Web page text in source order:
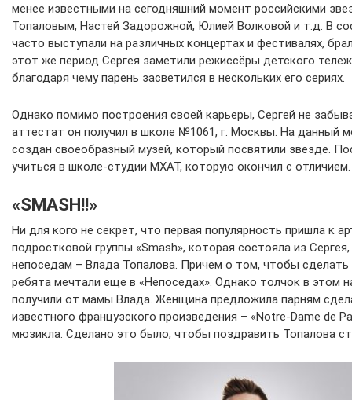
менее известными на сегодняшний момент российскими
Топаловым, Настей Задорожной, Юлией Волковой и т.д. В
часто выступали на различных концертах и фестивалях,
этот же период Сергея заметили режиссёры детского
благодаря чему парень засветился в нескольких его сериях.
Однако помимо построения своей карьеры, Сергей не
аттестат он получил в школе №1061, г. Москвы. На данный
создан своеобразный музей, который посвятили звезде.
учиться в школе-студии МХАТ, которую окончил с отличием.
«SMASH!!»
Ни для кого не секрет, что первая популярность пришла к
подростковой группы «Smash», которая состояла из Сергея,
непоседам – Влада Топалова. Причем о том, чтобы сделать
ребята мечтали еще в «Непоседах». Однако толчок в этом
получили от мамы Влада. Женщина предложила парням
известного французского произведения – «Notre-Dame de
мюзикла. Сделано это было, чтобы поздравить Топалова